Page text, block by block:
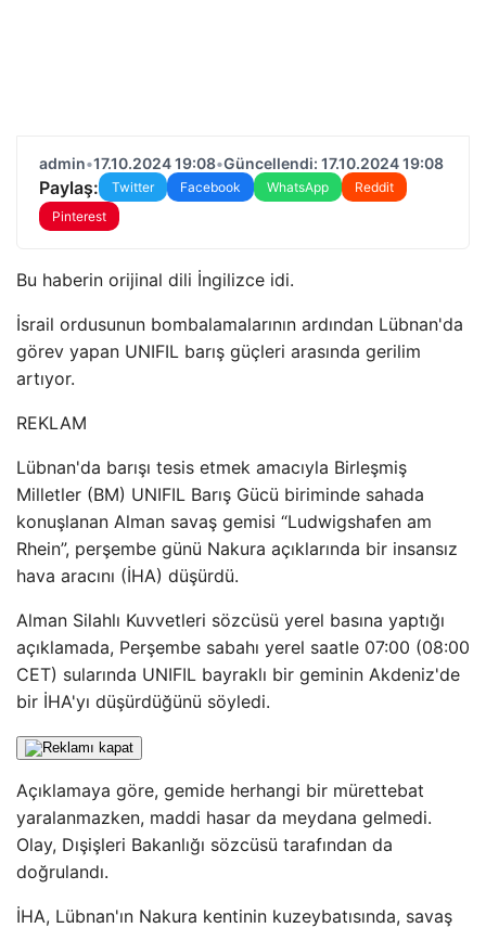
admin•17.10.2024 19:08•Güncellendi: 17.10.2024 19:08
Paylaş: Twitter Facebook WhatsApp
Reddit
Pinterest
Bu haberin orijinal dili İngilizce idi.
İsrail ordusunun bombalamalarının ardından Lübnan'da
görev yapan UNIFIL barış güçleri arasında gerilim
artıyor.
REKLAM
Lübnan'da barışı tesis etmek amacıyla Birleşmiş
Milletler (BM) UNIFIL Barış Gücü biriminde sahada
konuşlanan Alman savaş gemisi “Ludwigshafen am
Rhein”, perşembe günü Nakura açıklarında bir insansız
hava aracını (İHA) düşürdü.
Alman Silahlı Kuvvetleri sözcüsü yerel basına yaptığı
açıklamada, Perşembe sabahı yerel saatle 07:00 (08:00
CET) sularında UNIFIL bayraklı bir geminin Akdeniz'de
bir İHA'yı düşürdüğünü söyledi.
Açıklamaya göre, gemide herhangi bir mürettebat
yaralanmazken, maddi hasar da meydana gelmedi.
Olay, Dışişleri Bakanlığı sözcüsü tarafından da
doğrulandı.
İHA, Lübnan'ın Nakura kentinin kuzeybatısında, savaş